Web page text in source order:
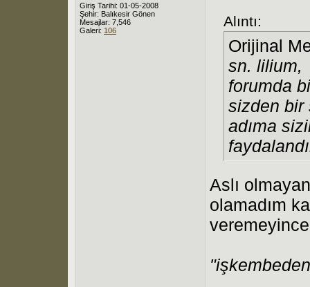
Giriş Tarihi: 01-05-2008
Şehir: Balıkesir Gönen
Mesajlar: 7,546
Galeri: 106
Alıntı:
Orijinal
sn. lilium,
forumda
sizden bir
adıma
Aslı
olamadım